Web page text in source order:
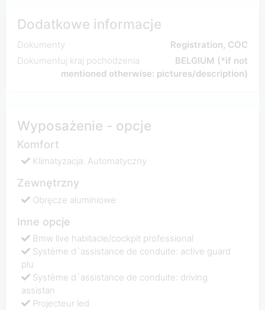
Dodatkowe informacje
Dokumenty
Registration, COC
Dokumentuj kraj pochodzenia
BELGIUM (*if not
mentioned otherwise: pictures/description)
Wyposażenie - opcje
Komfort
Klimatyzacja: Automatyczny
Zewnętrzny
Obręcze aluminiowe
Inne opcje
Bmw live habitacle/cockpit professional
Système d`assistance de conduite: active guard
plu
Système d`assistance de conduite: driving
assistan
Projecteur led